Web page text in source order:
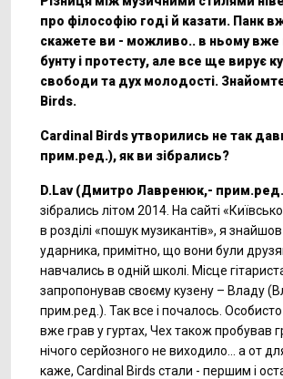
про філософію годі й казати. Панк
скажете ви - можливо.. в ньому вже
бунту і протесту, але все ще вирує
свободи та дух молодості.
Birds.
Cardinal Birds утворились не так
прим.ред.), як ви зібрались?
D.Lav (Дмитро Лавренюк,-
зібрались літом 2014. На сайті
в розділі «пошук музикантів», я знайшов
ударника, примітно, що вони були
навчались в одній школі. Місце
запропонував своєму кузену – Владу
прим.ред.). Так все і почалось.
вже грав у гуртах, Чех також пробував
нічого серйозного не виходило... а от
каже, Cardinal Birds стали - першим і